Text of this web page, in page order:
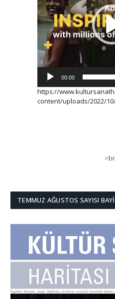
00:00
https://
content/uploads/2022/
TEMMUZ AĞUSTOS SAYISI